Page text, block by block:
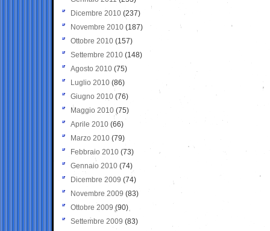
Dicembre 2010 (237)
Novembre 2010 (187)
Ottobre 2010 (157)
Settembre 2010 (148)
Agosto 2010 (75)
Luglio 2010 (86)
Giugno 2010 (76)
Maggio 2010 (75)
Aprile 2010 (66)
Marzo 2010 (79)
Febbraio 2010 (73)
Gennaio 2010 (74)
Dicembre 2009 (74)
Novembre 2009 (83)
Ottobre 2009 (90)
Settembre 2009 (83)